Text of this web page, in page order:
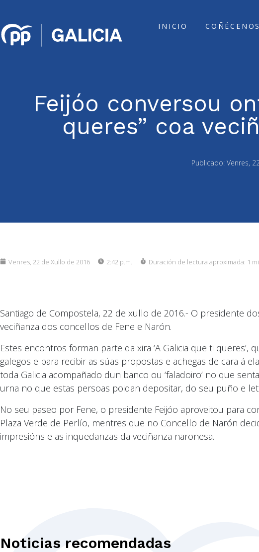
INICIO COÑÉCENOS
Feijóo conversou
queres” coa
Publicado: Venres,
Venres, 22 de Xullo de 2016 2:42 p.m. Duración de lectura aproximada: 1
Santiago de Compostela, 22 de xullo de 2016.- O presidente
veciñanza dos concellos de Fene e Narón.
Estes encontros forman parte da xira ‘A Galicia que ti
galegos e para recibir as súas propostas e achegas de cara á
toda Galicia acompañado dun banco ou ‘faladoiro’ no que
urna no que estas persoas poidan depositar, do seu puño e
No seu paseo por Fene, o presidente Feijóo aproveitou para
Plaza Verde de Perlío, mentres que no Concello de Narón
impresións e as inquedanzas da veciñanza naronesa.
Noticias recomendadas